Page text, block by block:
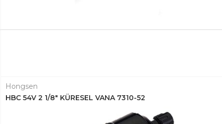
Hongsen
HBC 54V 2 1/8" KÜRESEL VANA 7310-52